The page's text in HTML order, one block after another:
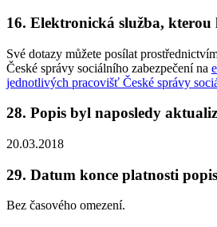
16. Elektronická služba, kterou
Své dotazy můžete posílat
České správy sociálního zabezpečení na
jednotlivých pracovišť České správy
28. Popis byl naposledy
20.03.2018
29. Datum konce platnosti
Bez časového omezení.